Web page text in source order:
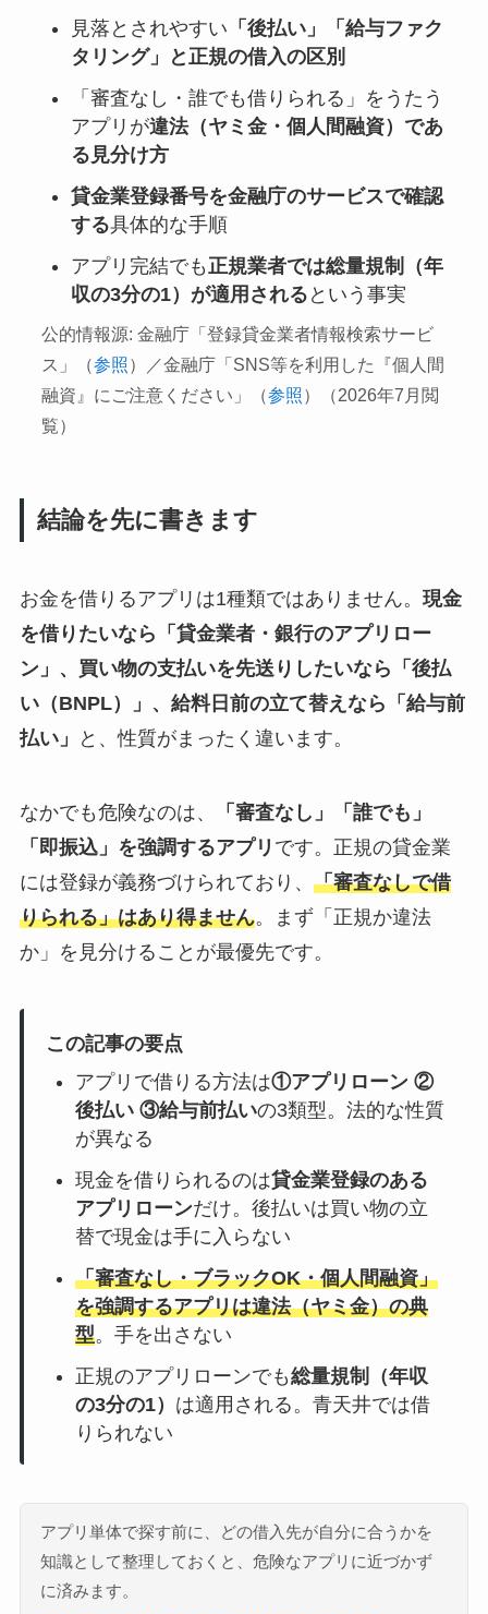
見落とされやすい 「後払い」「給与ファク
タリング」と正規の借入の区別
「審査なし・誰でも借りられる」をうたう
アプリが違法（ヤミ金・個人間融資）であ
る見分け方
貸金業登録番号を金融庁のサービスで確認
する具体的な手順
アプリ完結でも正規業者では総量規制（年
収の3分の1）が適用される という事実
公的情報源: 金融庁「登録貸金業者情報検索サービ
ス」（参照）／金融庁「SNS等を利用した『個人間
融資』にご注意ください」（参照）（2026年7月閲
覧）
結論を先に書きます
お金を借りるアプリは1種類ではありません。 現金
を借りたいなら「貸金業者・銀行のアプリロー
ン」、買い物の支払いを先送りしたいなら「後払
い（BNPL）」、給料日前の立て替えなら「給与前
払い」
と、性質がまったく違います。
なかでも危険なのは、
「審査なし」「誰でも」
「即振込」を強調するアプリ です。正規の貸金業
には登録が義務づけられており、 「審査なしで借
りられる」はあり得ません。まず「正規か違法
か」を見分けることが最優先です。
この記事の要点
アプリで借りる方法は①アプリローン ②
後払い ③給与前払いの3類型。法的な性質
が異なる
現金を借りられるのは貸金業登録のある
アプリローンだけ。後払いは買い物の立
替で現金は手に入らない
「審査なし・ブラックOK・個人間融資」
を強調するアプリは違法（ヤミ金）の典
型。手を出さない
正規のアプリローンでも総量規制（年収
の3分の1） は適用される。青天井では借
りられない
アプリ単体で探す前に、どの借入先が自分に合うかを
知識として整理しておくと、危険なアプリに近づかず
に済みます。